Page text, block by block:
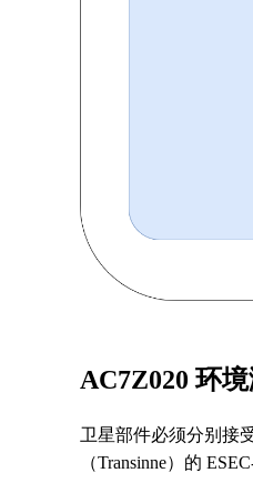
AC7Z020 环
卫星部件必须分别接
（Transinne）的